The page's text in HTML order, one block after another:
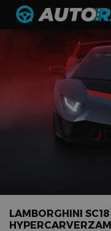
Podcast
Autotests
Automerken
Adverteren
LAMBORGHINI